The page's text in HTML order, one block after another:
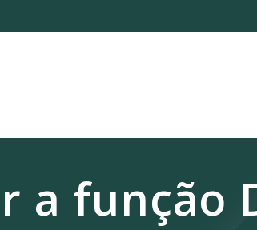
a função